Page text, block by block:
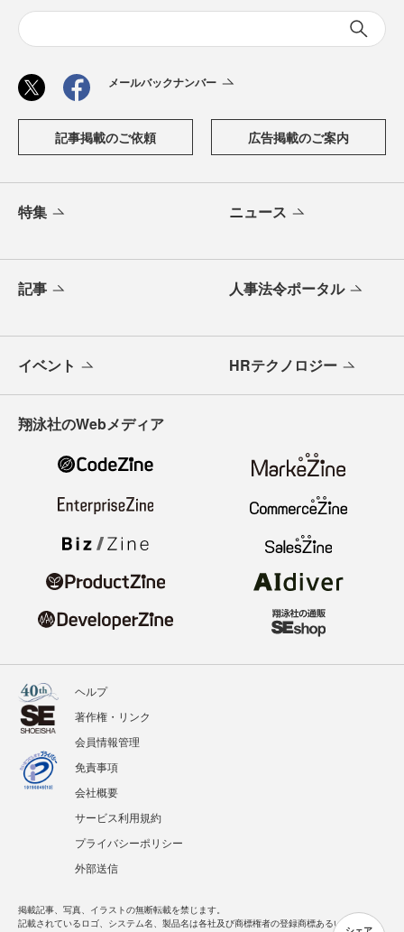
メールバックナンバー
記事掲載のご依頼 広告掲載のご案内
特集 ニュース
記事 人事法令ポータル
イベント HRテクノロジー
翔泳社のWebメディア
ヘルプ
著作権・リンク
会員情報管理
免責事項
会社概要
サービス利用規約
プライバシーポリシー
外部送信
掲載記事、写真、イラストの無断転載を禁じます。
記載されているロゴ、システム名、製品名は各社及び商標権者の登録商標あるいは商標で